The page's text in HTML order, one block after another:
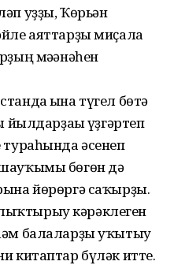
уҙҙы, Ҡөрьән
аяттарҙы миҫалға
мәғәнәһен
ғына түгел бөтә
йылдарҙағы үҙгәртеп
тураһында әсенеп
бөгөн дә
йөрөргә саҡырҙы.
кәрәклеген
балаларҙы уҡытыу
китаптар бүләк итте.